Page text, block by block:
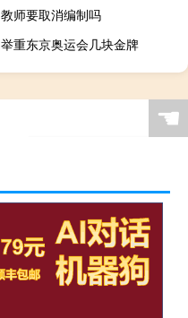
教师要取消编制吗
举重东京奥运会几块金牌
为什么会有两个举重冠军
小孩学滑雪危险吗 ☚